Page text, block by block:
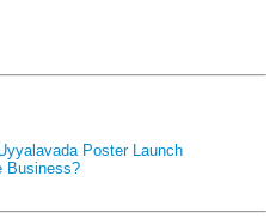
Poster Launch
Business?